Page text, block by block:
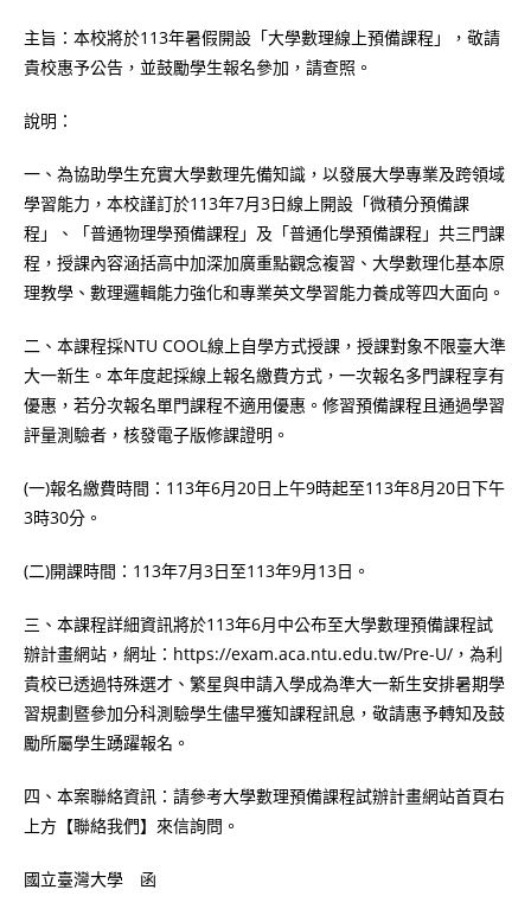
主旨：本校將於113年暑假開設「大學數理線上預備課程」，敬請
貴校惠予公告，並鼓勵學生報名參加，請查照。
說明：
一、為協助學生充實大學數理先備知識，以發展大學專業及跨領域
學習能力，本校謹訂於113年7月3日線上開設「微積分預備課
程」、「普通物理學預備課程」及「普通化學預備課程」共三門課
程，授課內容涵括高中加深加廣重點觀念複習、大學數理化基本原
理教學、數理邏輯能力強化和專業英文學習能力養成等四大面向。
二、本課程採NTU COOL線上自學方式授課，授課對象不限臺大準
大一新生。本年度起採線上報名繳費方式，一次報名多門課程享有
優惠，若分次報名單門課程不適用優惠。修習預備課程且通過學習
評量測驗者，核發電子版修課證明。
(一)報名繳費時間：113年6月20日上午9時起至113年8月20日下午
3時30分。
(二)開課時間：113年7月3日至113年9月13日。
三、本課程詳細資訊將於113年6月中公布至大學數理預備課程試
辦計畫網站，網址：https://exam.aca.ntu.edu.tw/Pre-U/，為利
貴校已透過特殊選才、繁星與申請入學成為準大一新生安排暑期學
習規劃暨參加分科測驗學生儘早獲知課程訊息，敬請惠予轉知及鼓
勵所屬學生踴躍報名。
四、本案聯絡資訊：請參考大學數理預備課程試辦計畫網站首頁右
上方【聯絡我們】來信詢問。
國立臺灣大學 函